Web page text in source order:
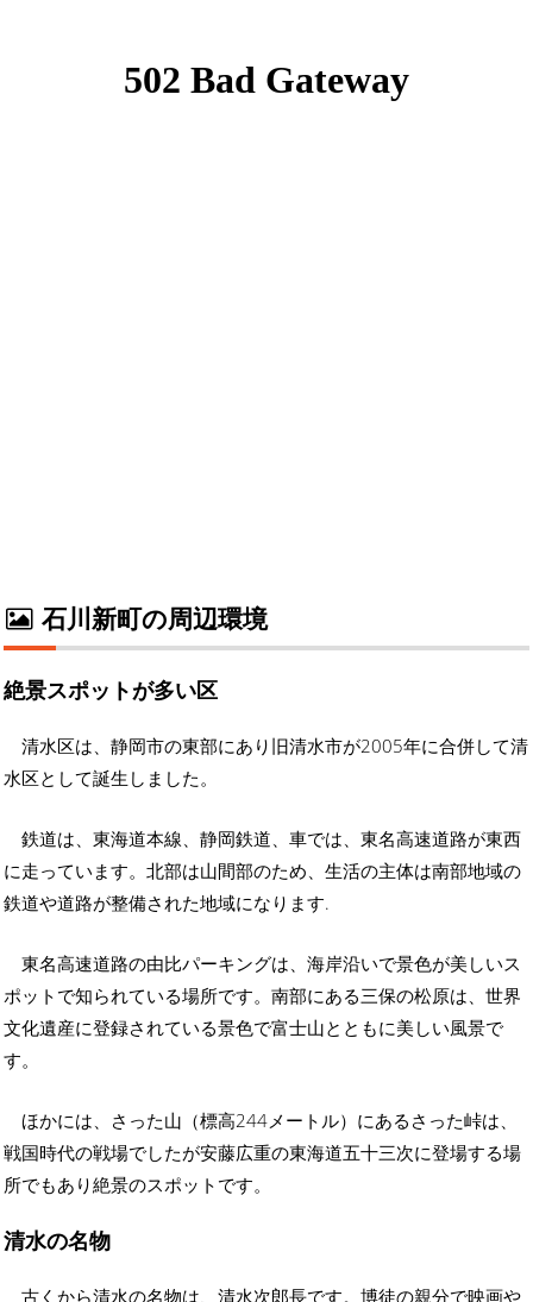
石川新町の周辺環境
絶景スポットが多い区
清水区は、静岡市の東部にあり旧清水市が2005年に合併して清
水区として誕生しました。
鉄道は、東海道本線、静岡鉄道、車では、東名高速道路が東西
に走っています。北部は山間部のため、生活の主体は南部地域の
鉄道や道路が整備された地域になります.
東名高速道路の由比パーキングは、海岸沿いで景色が美しいス
ポットで知られている場所です。南部にある三保の松原は、世界
文化遺産に登録されている景色で富士山とともに美しい風景で
す。
ほかには、さった山（標高244メートル）にあるさった峠は、
戦国時代の戦場でしたが安藤広重の東海道五十三次に登場する場
所でもあり絶景のスポットです。
清水の名物
古くから清水の名物は、清水次郎長です。博徒の親分で映画や